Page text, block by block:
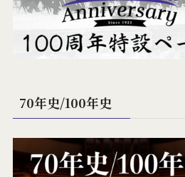
70年史/100年史